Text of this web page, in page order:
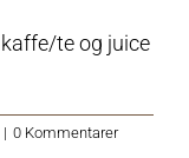
te og juice
| 0 Kommentarer